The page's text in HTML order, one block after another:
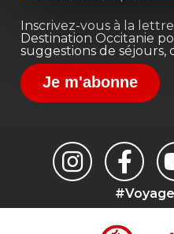
Inscrivez-vous à la
Destination Occitanie
suggestions de séjours,
Je m'abonne